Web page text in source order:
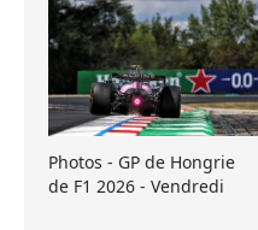
Photos - GP de Hongrie
de F1 2026 - Vendredi